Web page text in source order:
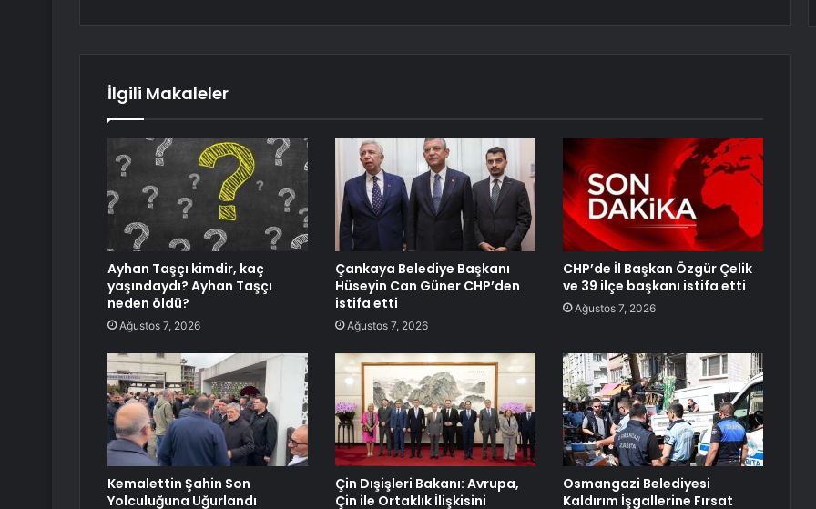
İlgili Makaleler
Ayhan Taşçı kimdir, kaç
yaşındaydı? Ayhan Taşçı
neden öldü?
Ağustos 7, 2026
Çankaya Belediye Başkanı
Hüseyin Can Güner CHP’den
istifa etti
Ağustos 7, 2026
CHP’de İl Başkan Özgür Çelik
ve 39 ilçe başkanı istifa etti
Ağustos 7, 2026
Kemalettin Şahin Son
Yolculuğuna Uğurlandı
Çin Dışişleri Bakanı: Avrupa,
Çin ile Ortaklık İlişkisini
Osmangazi Belediyesi
Kaldırım İşgallerine Fırsat